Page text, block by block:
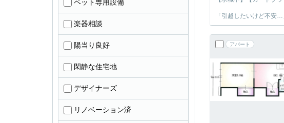
「引越したいけど不安
アパート
ペット専用設備
楽器相談
陽当り良好
閑静な住宅地
デザイナーズ
リノベーション済